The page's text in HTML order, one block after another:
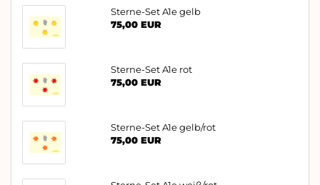
Sterne-Set A1e gelb
75,00 EUR
Sterne-Set A1e rot
75,00 EUR
Sterne-Set A1e gelb/rot
75,00 EUR